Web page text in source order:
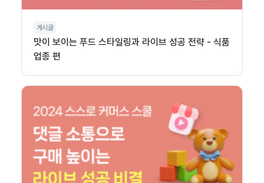
게시글
맛이 보이는 푸드 스타일링과 라이브 성공 전략 - 식품
업종 편